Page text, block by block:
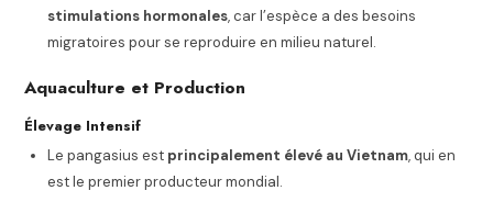
stimulations hormonales, car l’espèce a des besoins
migratoires pour se reproduire en milieu naturel.
Aquaculture et Production
Élevage Intensif
Le pangasius est principalement élevé au Vietnam, qui en
est le premier producteur mondial.